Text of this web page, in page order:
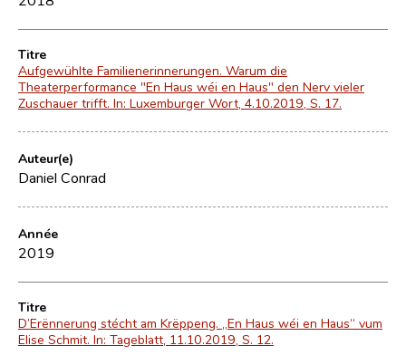
Titre
Aufgewühlte Familienerinnerungen. Warum die
Theaterperformance "En Haus wéi en Haus" den Nerv vieler
Zuschauer trifft. In: Luxemburger Wort, 4.10.2019, S. 17.
Auteur(e)
Daniel Conrad
Année
2019
Titre
D’Erënnerung stécht am Krëppeng. „En Haus wéi en Haus“ vum
Elise Schmit. In: Tageblatt, 11.10.2019, S. 12.